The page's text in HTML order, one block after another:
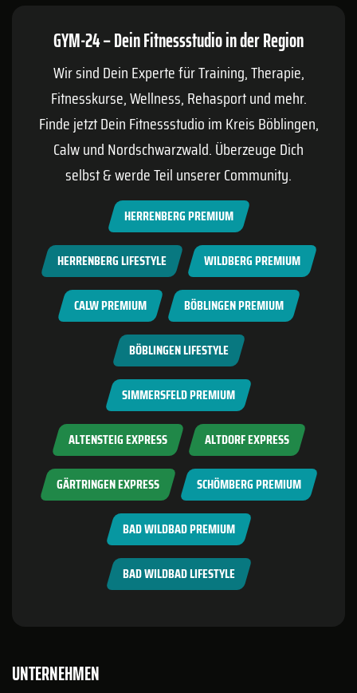
GYM-24 – Dein Fitnessstudio in der Region
Wir sind Dein Experte für Training, Therapie,
Fitnesskurse, Wellness, Rehasport und mehr.
Finde jetzt Dein Fitnessstudio im KreisBöblingen,
Calwund Nordschwarzwald. Überzeuge Dich
selbst & werde Teil unserer Community.
HERRENBERG PREMIUM
HERRENBERG LIFESTYLE WILDBERG PREMIUM
CALW PREMIUM BÖBLINGEN PREMIUM
BÖBLINGEN LIFESTYLE
SIMMERSFELD PREMIUM
ALTENSTEIG EXPRESS ALTDORF EXPRESS
GÄRTRINGEN EXPRESS SCHÖMBERG PREMIUM
BAD WILDBAD PREMIUM
BAD WILDBAD LIFESTYLE
UNTERNEHMEN